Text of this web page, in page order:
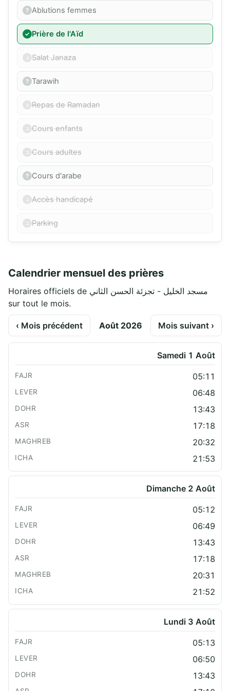
Ablutions femmes
Prière de l'Aïd
Salat Janaza
Tarawih
Repas de Ramadan
Cours enfants
Cours adultes
Cours d'arabe
Accès handicapé
Parking
Calendrier mensuel des prières
Horaires officiels de مسجد الخليل - تجزئة الحسن الثاني
sur tout le mois.
‹ Mois précédent Août 2026 Mois suivant ›
Samedi 1 Août
05:11
06:48
13:43
17:18
20:32
21:53
Dimanche 2 Août
05:12
06:49
13:43
17:18
20:31
21:52
Lundi 3 Août
05:13
06:50
13:43